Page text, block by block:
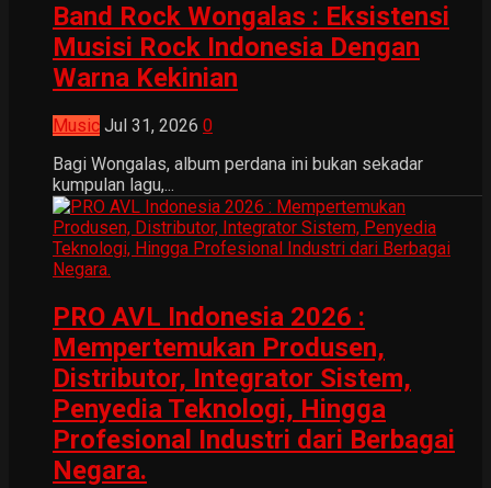
Band Rock Wongalas : Eksistensi
Musisi Rock Indonesia Dengan
Warna Kekinian
Music Jul 31, 2026 0
Bagi Wongalas, album perdana ini bukan sekadar
kumpulan lagu,...
PRO AVL Indonesia 2026 :
Mempertemukan Produsen,
Distributor, Integrator Sistem,
Penyedia Teknologi, Hingga
Profesional Industri dari Berbagai
Negara.